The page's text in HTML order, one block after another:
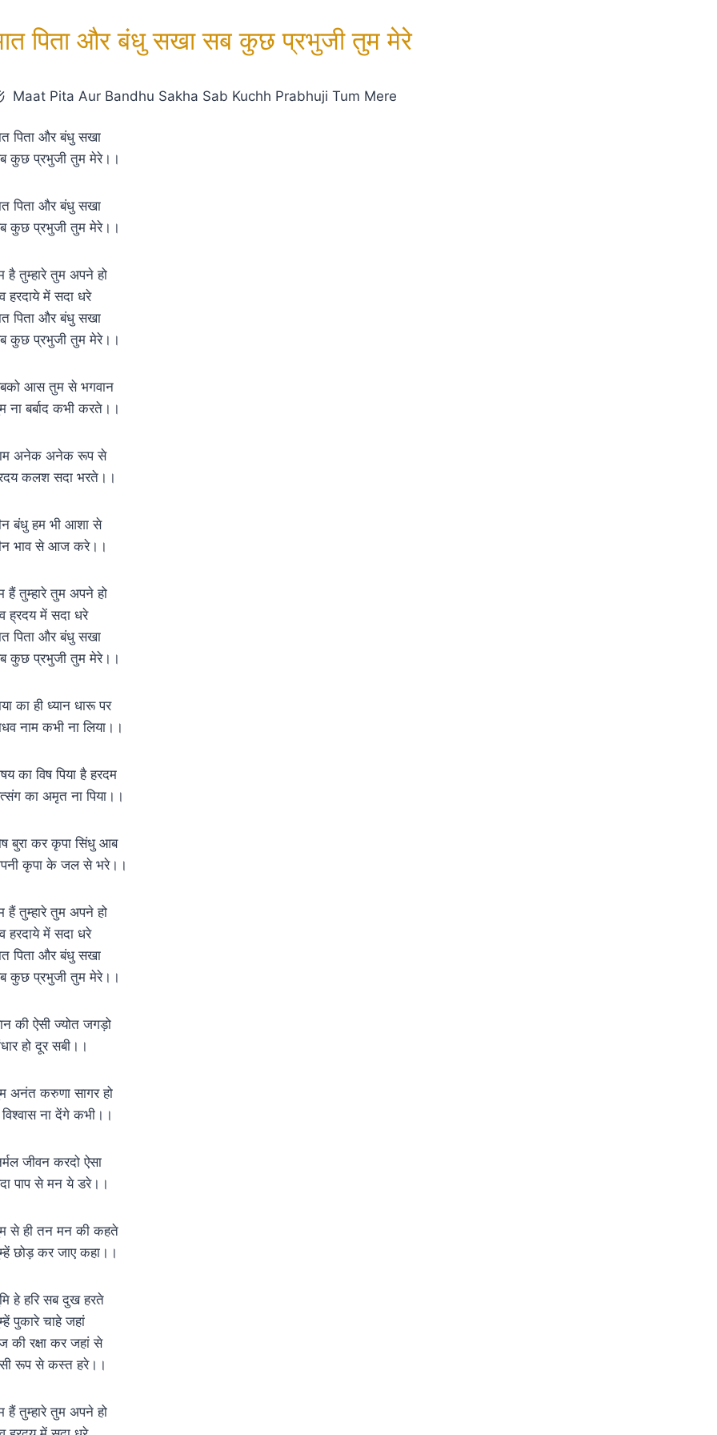
पिता और बंधु सखा सब कुछ प्रभुजी तुम मेरे
Maat Pita Aur Bandhu Sakha Sab Kuchh Prabhuji Tum Mere
पिता और बंधु सखा
कुछ प्रभुजी तुम मेरे।।
पिता और बंधु सखा
कुछ प्रभुजी तुम मेरे।।
है तुम्हारे तुम अपने हो
हरदाये में सदा धरे
पिता और बंधु सखा
कुछ प्रभुजी तुम मेरे।।
आस तुम से भगवान
ना बर्बाद कभी करते।।
अनेक अनेक रूप से
कलश सदा भरते।।
बंधु हम भी आशा से
भाव से आज करे।।
हैं तुम्हारे तुम अपने हो
ह्रदय में सदा धरे
पिता और बंधु सखा
कुछ प्रभुजी तुम मेरे।।
का ही ध्यान धारू पर
नाम कभी ना लिया।।
का विष पिया है हरदम
का अमृत ना पिया।।
बुरा कर कृपा सिंधु आब
कृपा के जल से भरे।।
हैं तुम्हारे तुम अपने हो
हरदाये में सदा धरे
पिता और बंधु सखा
कुछ प्रभुजी तुम मेरे।।
की ऐसी ज्योत जगड़ो
हो दूर सबी।।
अनंत करुणा सागर हो
ना देंगे कभी।।
जीवन करदो ऐसा
पाप से मन ये डरे।।
से ही तन मन की कहते
छोड़ कर जाए कहा।।
हे हरि सब दुख हरते
पुकारे चाहे जहां
की रक्षा कर जहां से
रूप से कस्त हरे।।
हैं तुम्हारे तुम अपने हो